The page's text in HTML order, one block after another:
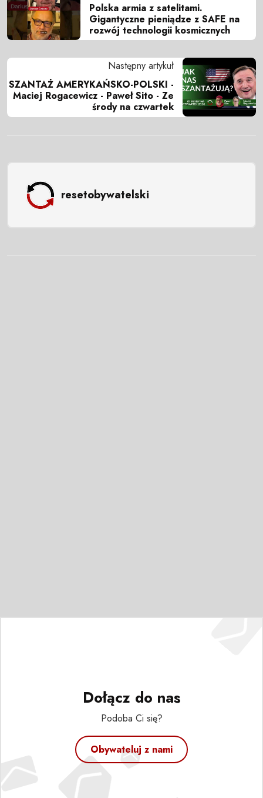
Polska armia z satelitami.
Gigantyczne pieniądze z SAFE na
rozwój technologii kosmicznych
Następny artykuł
SZANTAŻ AMERYKAŃSKO-POLSKI -
Maciej Rogacewicz - Paweł Sito - Ze
środy na czwartek
resetobywatelski
Dołącz do nas
Podoba Ci się?
Obywateluj z nami